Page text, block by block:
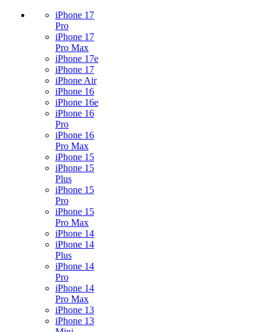
iPhone 17
Pro
iPhone 17
Pro Max
iPhone 17e
iPhone 17
iPhone Air
iPhone 16
iPhone 16e
iPhone 16
Pro
iPhone 16
Pro Max
iPhone 15
iPhone 15
Plus
iPhone 15
Pro
iPhone 15
Pro Max
iPhone 14
iPhone 14
Plus
iPhone 14
Pro
iPhone 14
Pro Max
iPhone 13
iPhone 13